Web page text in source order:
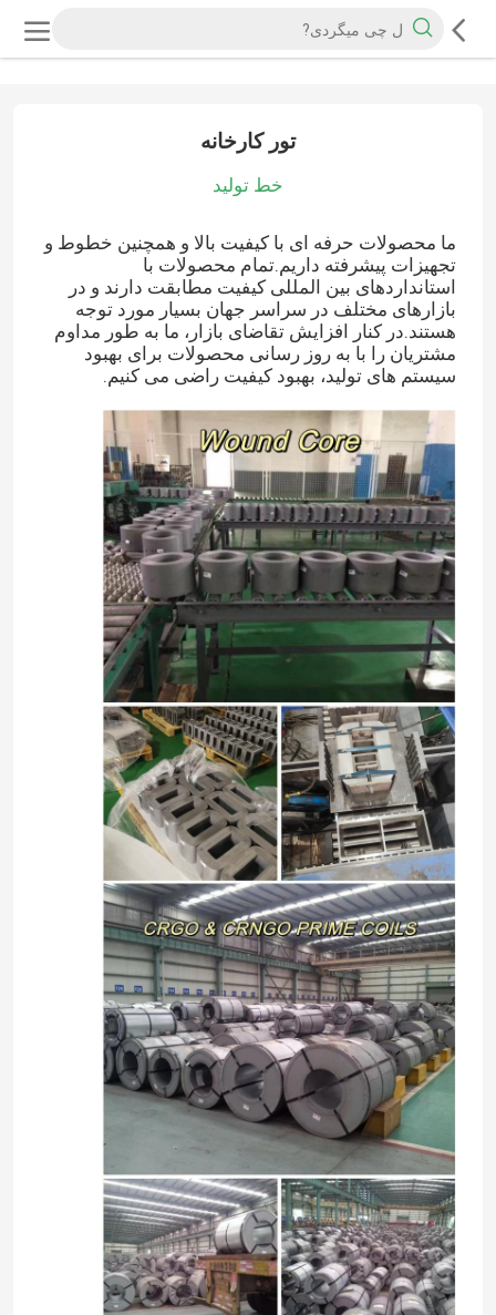
تور کارخانه
خط تولید
ما محصولات حرفه ای با کیفیت بالا و همچنین خطوط و
تجهیزات پیشرفته داریم.تمام محصولات با
استانداردهای بین المللی کیفیت مطابقت دارند و در
بازارهای مختلف در سراسر جهان بسیار مورد توجه
هستند.در کنار افزایش تقاضای بازار، ما به طور مداوم
مشتریان را با به روز رسانی محصولات برای بهبود
سیستم های تولید، بهبود کیفیت راضی می کنیم.